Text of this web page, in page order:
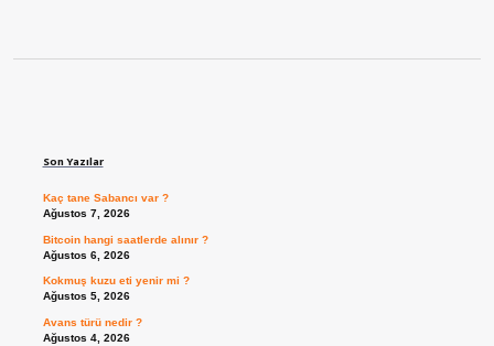
Son Yazılar
Kaç tane Sabancı var ?
Ağustos 7, 2026
Bitcoin hangi saatlerde alınır ?
Ağustos 6, 2026
Kokmuş kuzu eti yenir mi ?
Ağustos 5, 2026
Avans türü nedir ?
Ağustos 4, 2026